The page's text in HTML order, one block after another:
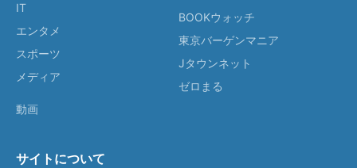
IT
エンタメ
スポーツ
メディア
動画
BOOKウォッチ
東京バーゲンマニア
Jタウンネット
ゼロまる
サイトについて